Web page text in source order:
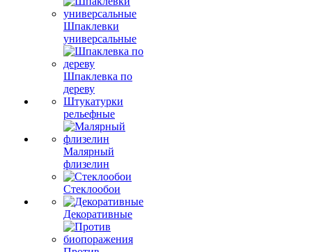
Шпаклевки
универсальные
Шпаклевка по
дереву
Штукатурки
рельефные
Малярный
флизелин
Стеклообои
Декоративные